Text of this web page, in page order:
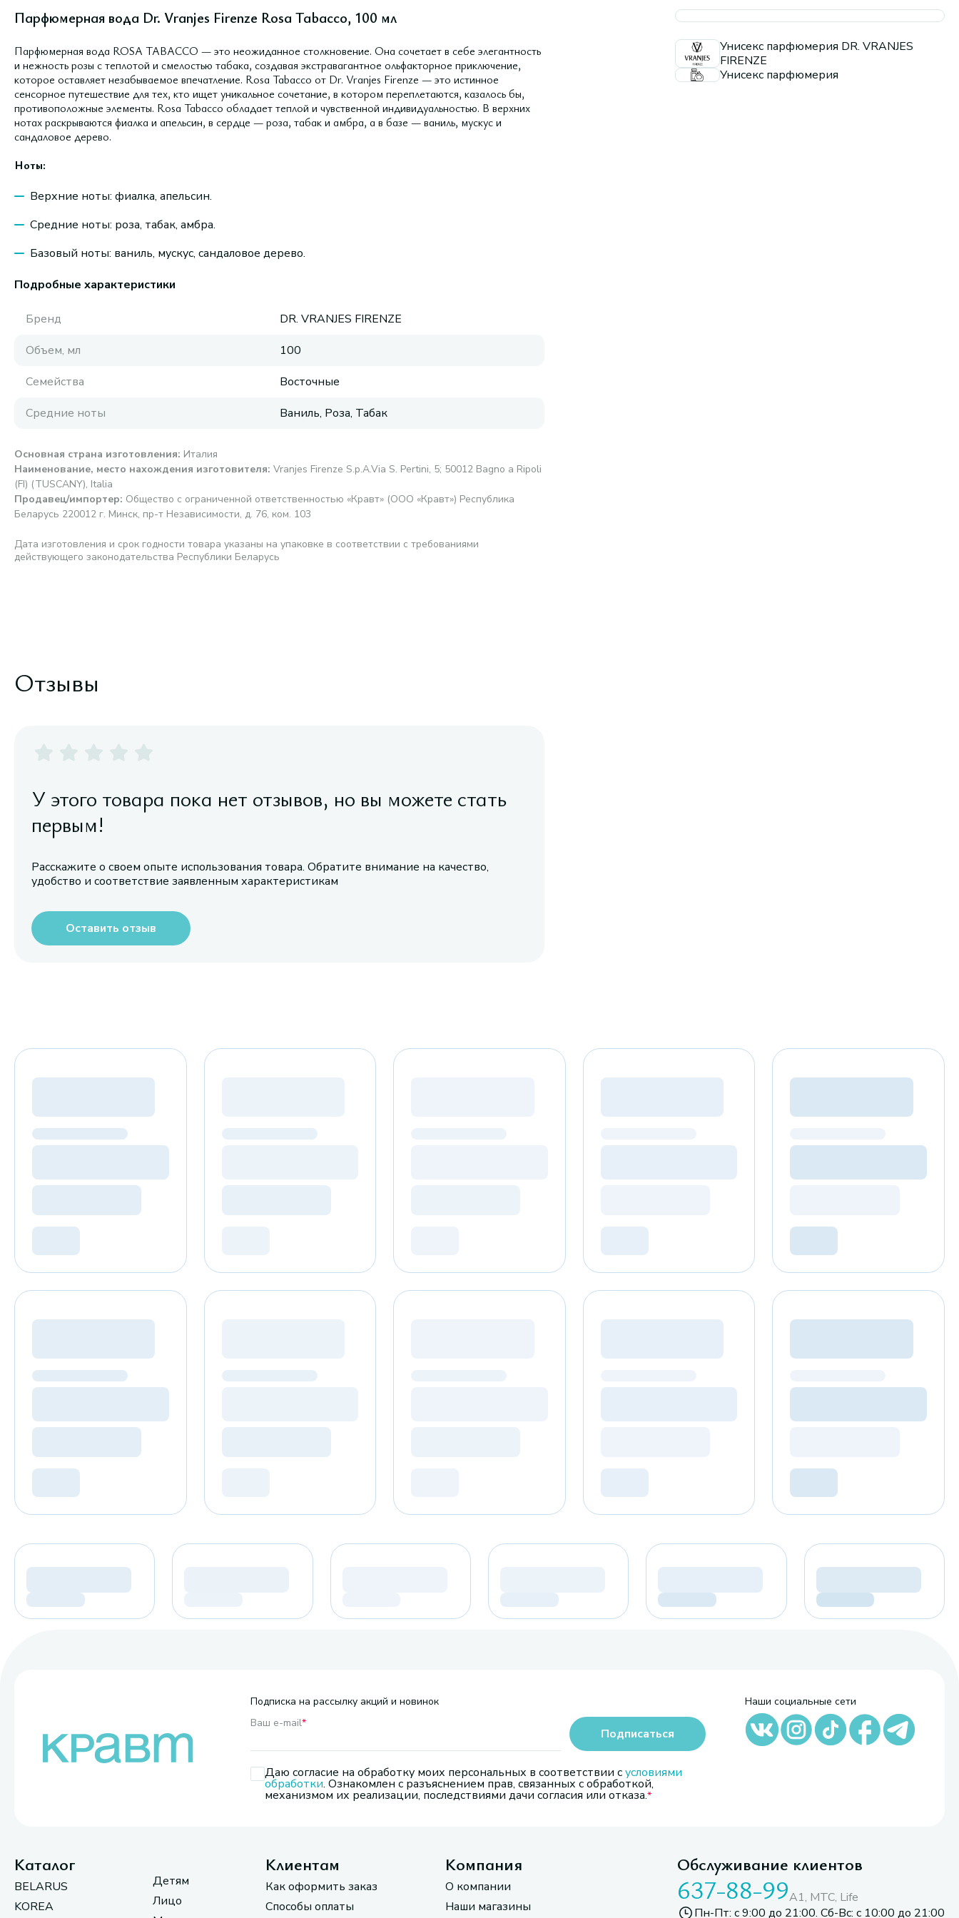
Парфюмерная вода Dr. Vranjes Firenze Rosa Tabacco, 100 мл
Парфюмерная вода ROSA TABACCO — это неожиданное столкновение. Она сочетает в себе элегантность
и нежность розы с теплотой и смелостью табака, создавая экстравагантное ольфакторное приключение,
которое оставляет незабываемое впечатление. Rosa Tabacco от Dr. Vranjes Firenze — это истинное
сенсорное путешествие для тех, кто ищет уникальное сочетание, в котором переплетаются, казалось бы,
противоположные элементы. Rosa Tabacco обладает теплой и чувственной индивидуальностью. В верхних
нотах раскрываются фиалка и апельсин, в сердце — роза, табак и амбра, а в базе — ваниль, мускус и
сандаловое дерево.
Ноты:
Верхние ноты: фиалка, апельсин.
Средние ноты: роза, табак, амбра.
Базовый ноты: ваниль, мускус, сандаловое дерево.
Подробные характеристики
Бренд
DR. VRANJES FIRENZE
Объем, мл
100
Семейства
Восточные
Средние ноты
Ваниль, Роза, Табак
Основная страна изготовления: Италия
Наименование, место нахождения изготовителя: Vranjes Firenze S.p.A.Via S. Pertini, 5; 50012 Bagno a Ripoli
(FI) (TUSCANY), Italia
Продавец/импортер: Общество с ограниченной ответственностью «Кравт» (ООО «Кравт») Республика
Беларусь 220012 г. Минск, пр-т Независимости, д. 76, ком. 103
Дата изготовления и срок годности товара указаны на упаковке в соответствии с требованиями
действующего законодательства Республики Беларусь
Унисекс парфюмерия DR. VRANJES
FIRENZE
Унисекс парфюмерия
Отзывы
У этого товара пока нет отзывов, но вы можете стать
первым!
Расскажите о своем опыте использования товара. Обратите внимание на качество,
удобство и соответствие заявленным характеристикам
Оставить отзыв
Подписка на рассылку акций и новинок
Ваш e-mail*
Даю согласие на обработку моих персональных в соответствии сусловиями
обработки. Ознакомлен с разъяснением прав, связанных с обработкой,
механизмом их реализации, последствиями дачи согласия или отказа.
Подписаться
Наши социальные сети
Каталог
BELARUS
KOREA
Детям
Лицо
Клиентам
Как оформить заказ
Способы оплаты
Компания
О компании
Наши магазины
Обслуживание клиентов
637-88-99A1, МТС, Life
Пн-Пт: с 9:00 до 21:00. Сб-Вс: с 10:00 до 21:00